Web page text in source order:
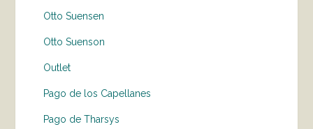
Otto Suensen
Otto Suenson
Outlet
Pago de los Capellanes
Pago de Tharsys